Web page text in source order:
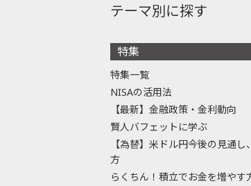
テーマ別に探す
特集
特集一覧
NISAの活用法
【最新】金融政策・金利動向
賢人バフェットに学ぶ
【為替】米ドル円今後の見通
方
らくちん！積立でお金を増やす